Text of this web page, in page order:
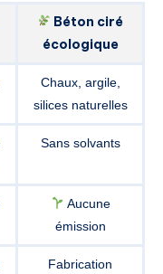
Béton ciré
écologique
Chaux, argile,
silices naturelles
Sans solvants
Aucune
émission
Fabrication